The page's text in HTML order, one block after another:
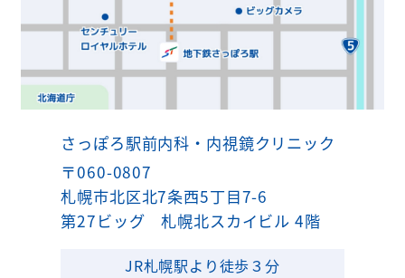
さっぽろ駅前内科・内視鏡クリニック
〒060-0807
札幌市北区北7条西5丁目7-6
第27ビッグ 札幌北スカイビル 4階
JR札幌駅より徒歩３分